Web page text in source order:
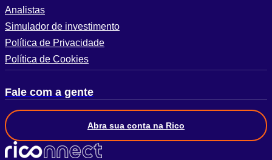
Analistas
Simulador de investimento
Política de Privacidade
Política de Cookies
Fale com a gente
Abra sua conta na Rico